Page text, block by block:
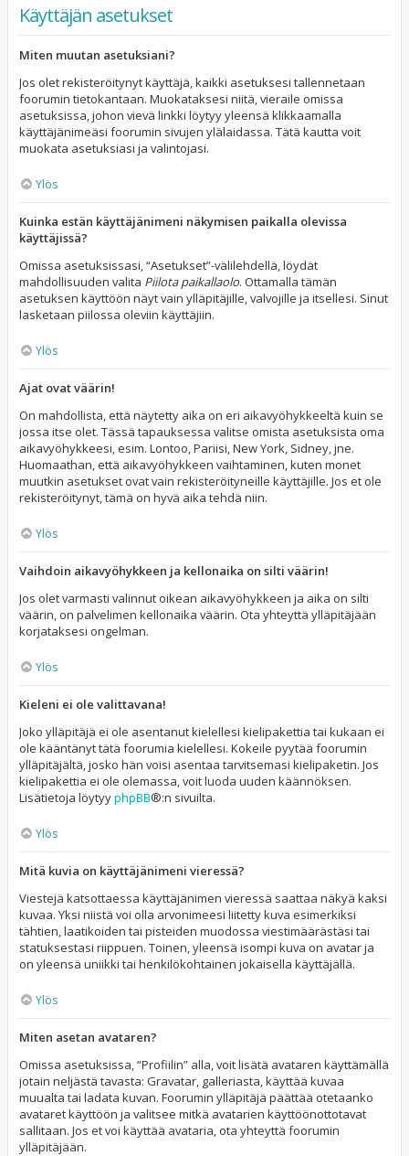
Käyttäjän asetukset
Miten muutan asetuksiani?
Jos olet rekisteröitynyt käyttäjä, kaikki asetuksesi tallennetaan
foorumin tietokantaan. Muokataksesi niitä, vieraile omissa
asetuksissa, johon vievä linkki löytyy yleensä klikkaamalla
käyttäjänimeäsi foorumin sivujen ylälaidassa. Tätä kautta voit
muokata asetuksiasi ja valintojasi.
Ylös
Kuinka estän käyttäjänimeni näkymisen paikalla olevissa
käyttäjissä?
Omissa asetuksissasi, “Asetukset”-välilehdellä, löydät
mahdollisuuden valita Piilota paikallaolo. Ottamalla tämän
asetuksen käyttöön näyt vain ylläpitäjille, valvojille ja itsellesi. Sinut
lasketaan piilossa oleviin käyttäjiin.
Ylös
Ajat ovat väärin!
On mahdollista, että näytetty aika on eri aikavyöhykkeeltä kuin se
jossa itse olet. Tässä tapauksessa valitse omista asetuksista oma
aikavyöhykkeesi, esim. Lontoo, Pariisi, New York, Sidney, jne.
Huomaathan, että aikavyöhykkeen vaihtaminen, kuten monet
muutkin asetukset ovat vain rekisteröityneille käyttäjille. Jos et ole
rekisteröitynyt, tämä on hyvä aika tehdä niin.
Ylös
Vaihdoin aikavyöhykkeen ja kellonaika on silti väärin!
Jos olet varmasti valinnut oikean aikavyöhykkeen ja aika on silti
väärin, on palvelimen kellonaika väärin. Ota yhteyttä ylläpitäjään
korjataksesi ongelman.
Ylös
Kieleni ei ole valittavana!
Joko ylläpitäjä ei ole asentanut kielellesi kielipakettia tai kukaan ei
ole kääntänyt tätä foorumia kielellesi. Kokeile pyytää foorumin
ylläpitäjältä, josko hän voisi asentaa tarvitsemasi kielipaketin. Jos
kielipakettia ei ole olemassa, voit luoda uuden käännöksen.
Lisätietoja löytyyphpBB®:n sivuilta.
Ylös
Mitä kuvia on käyttäjänimeni vieressä?
Viestejä katsottaessa käyttäjänimen vieressä saattaa näkyä kaksi
kuvaa. Yksi niistä voi olla arvonimeesi liitetty kuva esimerkiksi
tähtien, laatikoiden tai pisteiden muodossa viestimäärästäsi tai
statuksestasi riippuen. Toinen, yleensä isompi kuva on avatar ja
on yleensä uniikki tai henkilökohtainen jokaisella käyttäjällä.
Ylös
Miten asetan avataren?
Omissa asetuksissa, “Profiilin” alla, voit lisätä avataren käyttämällä
jotain neljästä tavasta: Gravatar, galleriasta, käyttää kuvaa
muualta tai ladata kuvan. Foorumin ylläpitäjä päättää otetaanko
avataret käyttöön ja valitsee mitkä avatarien käyttöönottotavat
sallitaan. Jos et voi käyttää avataria, ota yhteyttä foorumin
ylläpitäjään.